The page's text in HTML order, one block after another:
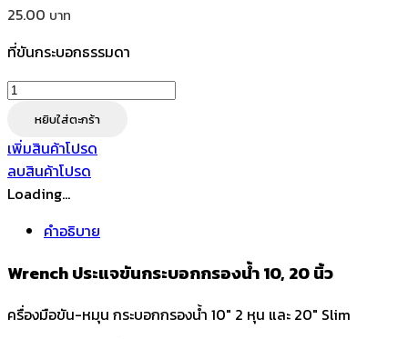
25.00
ที่ขันกระบอกธรรมดา
จำนวน
Wrench
ประแจ
ขัน
กระบอก
กรอง
20
ชิ้น
หยิบใส่ตะกร้า
เพิ่มสินค้าโปรด
ลบสินค้าโปรด
Loading...
คำอธิบาย
Wrench ประแจขันกระบอกกรองน้ำ 10, 20 นิ้ว
ครื่องมือขัน-หมุน กระบอกกรองน้ำ 10″ 2 หุน และ 20″ Slim